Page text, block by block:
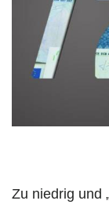
Zu niedrig und